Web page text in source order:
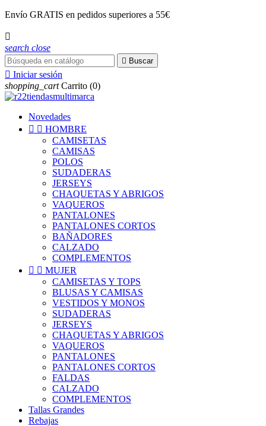
Envío GRATIS en pedidos superiores a 55€

search close
 Buscar
 Iniciar sesión
shopping_cart Carrito (0)
Novedades
  HOMBRE
CAMISETAS
CAMISAS
POLOS
SUDADERAS
JERSEYS
CHAQUETAS Y ABRIGOS
VAQUEROS
PANTALONES
PANTALONES CORTOS
BAÑADORES
CALZADO
COMPLEMENTOS
  MUJER
CAMISETAS Y TOPS
BLUSAS Y CAMISAS
VESTIDOS Y MONOS
SUDADERAS
JERSEYS
CHAQUETAS Y ABRIGOS
VAQUEROS
PANTALONES
PANTALONES CORTOS
FALDAS
CALZADO
COMPLEMENTOS
Tallas Grandes
Rebajas